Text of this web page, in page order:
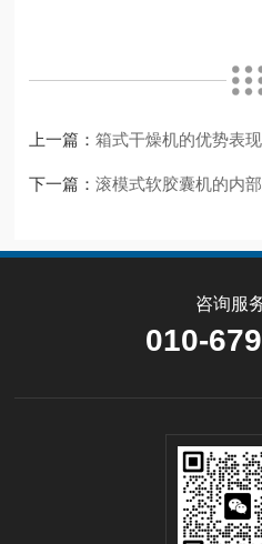
上一篇：箱式干燥机的优势表
下一篇：滚模式软胶囊机的内
咨询服
010-